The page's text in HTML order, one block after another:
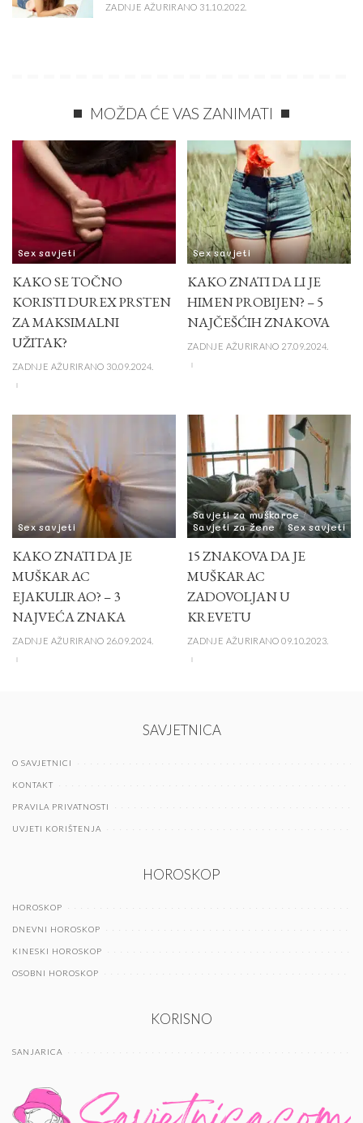
ZADNJE AŽURIRANO 31.10.2022.
MOŽDA ĆE VAS ZANIMATI
Sex savjeti
KAKO SE TOČNO
KORISTI DUREX PRSTEN
ZA MAKSIMALNI
UŽITAK?
ZADNJE AŽURIRANO 30.09.2024.
Sex savjeti
KAKO ZNATI DA LI JE
HIMEN PROBIJEN? – 5
NAJČEŠĆIH ZNAKOVA
ZADNJE AŽURIRANO 27.09.2024.
Sex savjeti
KAKO ZNATI DA JE
MUŠKARAC
EJAKULIRAO? – 3
NAJVEĆA ZNAKA
ZADNJE AŽURIRANO 26.09.2024.
Savjeti za muškarce
Savjeti za žene
Sex savjeti
15 ZNAKOVA DA JE
MUŠKARAC
ZADOVOLJAN U
KREVETU
ZADNJE AŽURIRANO 09.10.2023.
SAVJETNICA
O SAVJETNICI
KONTAKT
PRAVILA PRIVATNOSTI
UVJETI KORIŠTENJA
HOROSKOP
HOROSKOP
DNEVNI HOROSKOP
KINESKI HOROSKOP
OSOBNI HOROSKOP
KORISNO
SANJARICA